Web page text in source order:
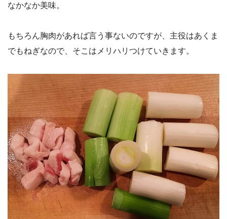
なかなか美味。
もちろん胸肉があれば言う事ないのですが、主役はあくま
でもねぎなので、そこはメリハリつけていきます。